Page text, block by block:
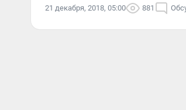
21 декабря, 2018, 05:00 881